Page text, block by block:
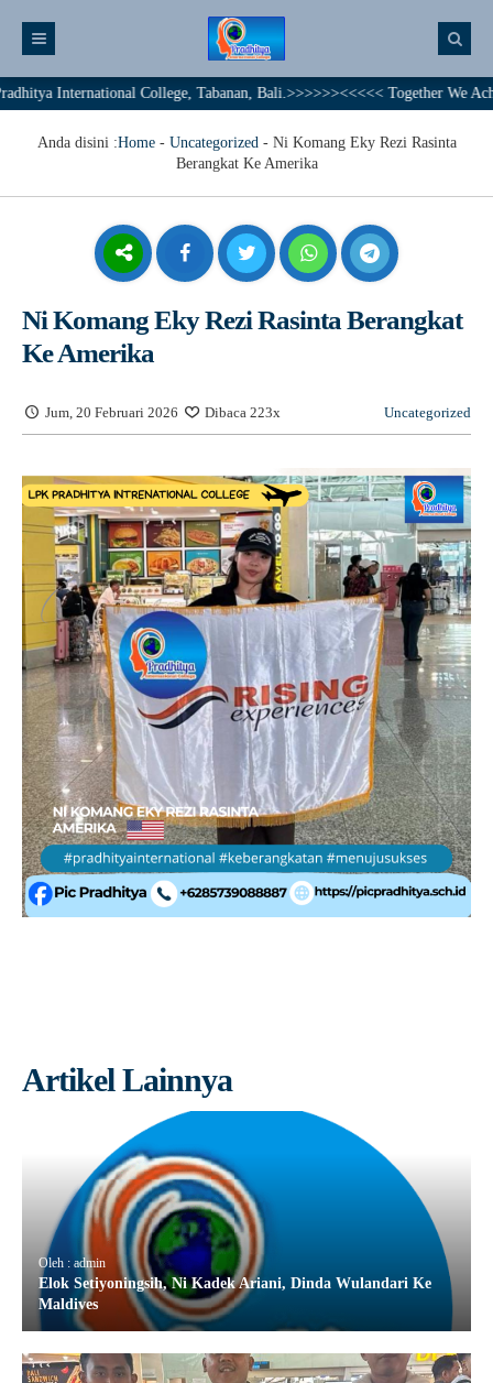
International College, Tabanan, Bali.>>>>>><<<<< Together We
Anda disini :Home- Uncategorized- Ni Komang Eky Rezi Rasinta
Berangkat Ke Amerika
Ni Komang Eky Rezi Rasinta Berangkat
Ke Amerika
Jum, 20 Februari 2026 Dibaca 223x Uncategorized
Artikel Lainnya
Oleh : admin
Elok Setiyoningsih, Ni Kadek Ariani, Dinda Wulandari Ke
Maldives